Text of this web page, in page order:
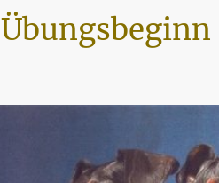
Übungsbeginn